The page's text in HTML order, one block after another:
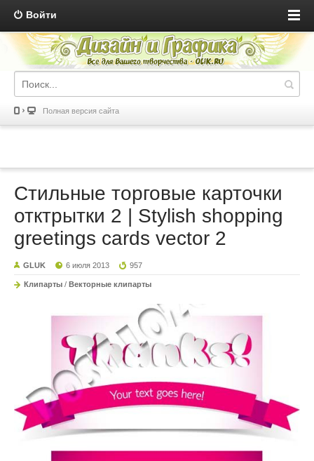
Войти
Полная версия сайта
Стильные торговые карточки
отктрытки 2 | Stylish shopping
greetings cards vector 2
GLUK 6 июля 2013 957
Клипарты / Векторные клипарты